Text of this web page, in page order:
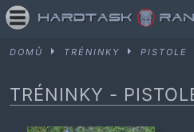
DOMŮ TRÉNINKY PISTOLE
TRÉNINKY -